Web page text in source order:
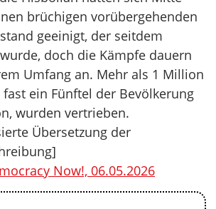
brüchigen vorübergehenden
geeinigt, der seitdem
doch die Kämpfe dauern
Umfang an. Mehr als 1 Million
fast ein Fünftel der Bevölkerung
wurden vertrieben.
Übersetzung der
Now!, 06.05.2026